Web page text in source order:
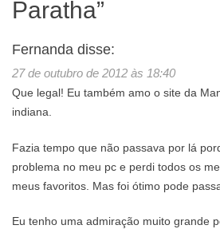
Paratha”
Fernanda disse:
27 de outubro de 2012 às 18:40
Que legal! Eu também amo o site da
indiana.
Fazia tempo que não passava por lá
problema no meu pc e perdi todos os
meus favoritos. Mas foi ótimo pode
Eu tenho uma admiração muito grande